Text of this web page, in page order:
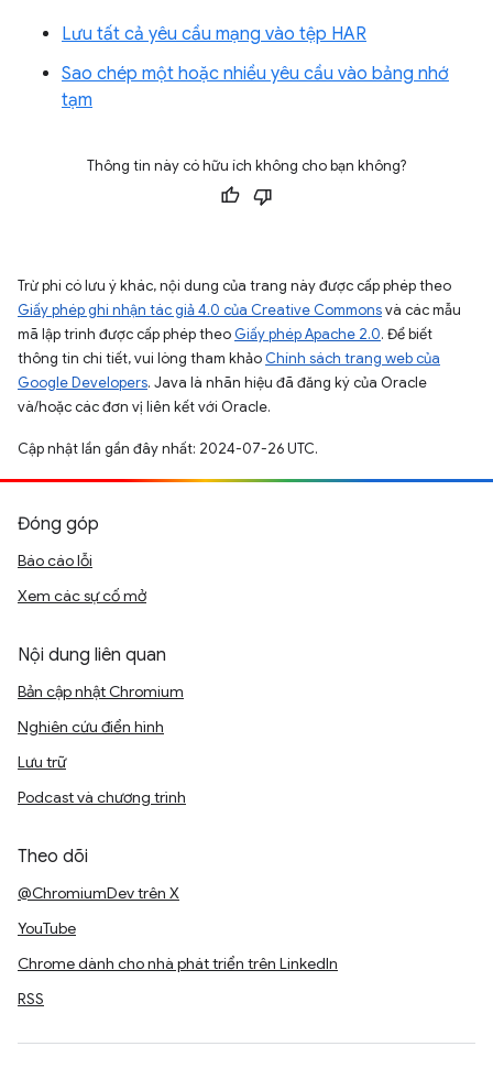
Lưu tất cả yêu cầu mạng vào tệp HAR
Sao chép một hoặc nhiều yêu cầu vào bảng nhớ
tạm
Thông tin này có hữu ích không cho bạn không?
Trừ phi có lưu ý khác, nội dung của trang này được cấp phép theo
Giấy phép ghi nhận tác giả 4.0 của Creative Commonsvà các mẫu
mã lập trình được cấp phép theo Giấy phép Apache 2.0. Để biết
thông tin chi tiết, vui lòng tham khảo Chính sách trang web của
Google Developers. Java là nhãn hiệu đã đăng ký của Oracle
và/hoặc các đơn vị liên kết với Oracle.
Cập nhật lần gần đây nhất: 2024-07-26 UTC.
Đóng góp
Báo cáo lỗi
Xem các sự cố mở
Nội dung liên quan
Bản cập nhật Chromium
Nghiên cứu điển hình
Lưu trữ
Podcast và chương trình
Theo dõi
@ChromiumDev trên X
YouTube
Chrome dành cho nhà phát triển trên LinkedIn
RSS